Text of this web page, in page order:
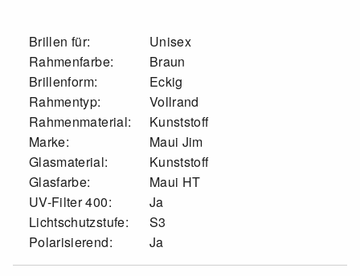
Brillen für:
Unisex
Rahmenfarbe:
Braun
Brillenform:
Eckig
Rahmentyp:
Vollrand
Rahmenmaterial:
Kunststoff
Marke:
Maui Jim
Glasmaterial:
Kunststoff
Glasfarbe:
Maui HT
UV-Filter 400:
Ja
Lichtschutzstufe:
S3
Polarisierend:
Ja